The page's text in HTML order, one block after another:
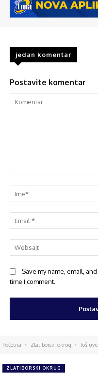
jedan komentar
Postavite komentar
Save my name, email,
time I comment.